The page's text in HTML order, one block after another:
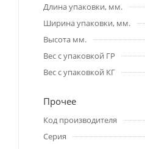
Длина упаковки, мм.
Ширина упаковки, мм.
Высота мм.
Вес с упаковкой ГР
Вес с упаковкой КГ
Прочее
Код производителя
Серия